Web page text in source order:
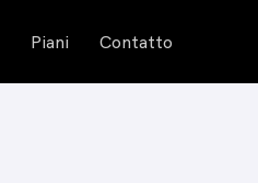
Piani Contatto